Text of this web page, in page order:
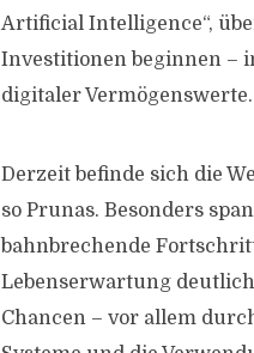
Artificial Intelligence“,
Investitionen beginnen –
digitaler Vermögenswerte.
Derzeit befinde sich die
so Prunas. Besonders
bahnbrechende
Lebenserwartung
Chancen – vor allem